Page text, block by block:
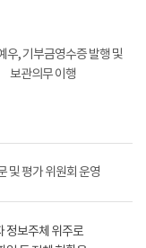
우, 기부금영수증 발행 및
보관의무 이행
및 평가 위원회 운영
정보주체 위주로